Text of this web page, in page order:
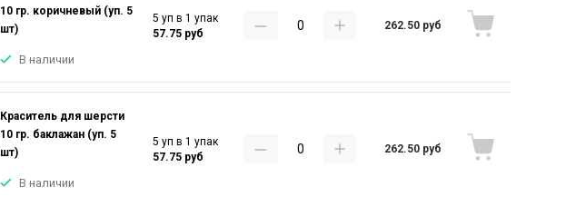
10 гр. коричневый (уп. 5
шт)
В наличии
5 уп в 1 упак
57.75 руб
262.50 руб
Краситель для шерсти
10 гр. баклажан (уп. 5
шт)
В наличии
5 уп в 1 упак
57.75 руб
262.50 руб